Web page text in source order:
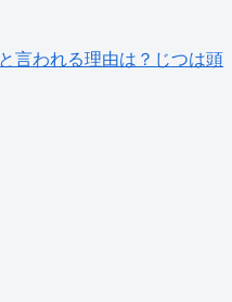
言われる理由は？じつは頭